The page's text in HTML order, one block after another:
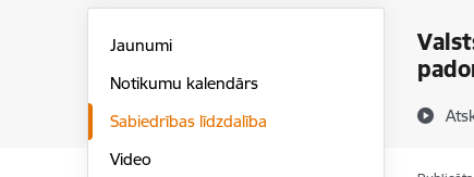
Jaunumi
Notikumu kalendārs
Sabiedrības līdzdalība
Video